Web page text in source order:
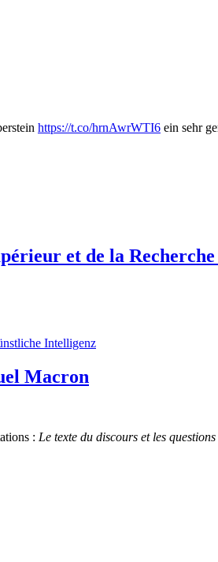
https://t.co/hrnAwrWTI6 ein sehr
et de la
Intelligenz
Macron
: Le texte du discours et les